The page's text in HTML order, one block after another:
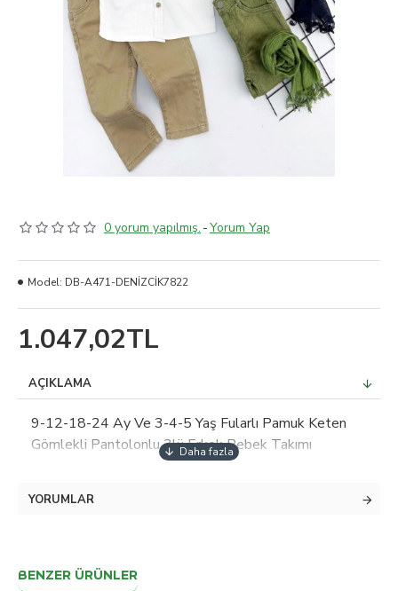
0 yorum yapılmış. -Yorum Yap
1.047,02TL
Model: DB-A471-DENİZCİK7822
AÇIKLAMA
9-12-18-24 Ay Ve 3-4-5 Yaş Fularlı Pamuk Keten
Gömlekli Pantolonlu 3lü Erkek Bebek Takımı
YORUMLAR
BENZER ÜRÜNLER